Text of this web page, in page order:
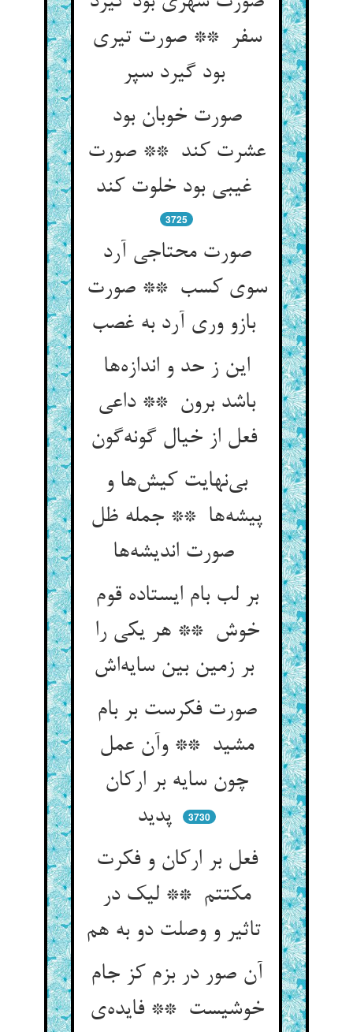
سفر ** صورت تیری
بود گیرد سپر
صورت خوبان بود
عشرت کند ** صورت
3725
صورت محتاجی آرد
سوی کسب ** صورت
بازو وری آرد به غصب
این ز حد و اندازه‌ها
باشد برون ** داعی
فعل از خیال گونه‌گون
بی‌نهایت کیش‌ها و
پیشه‌ها ** جمله ظل
بر لب بام ایستاده قوم
خوش ** هر یکی را
بر زمین بین سایه‌اش
صورت فکرست بر بام
مشید ** وآن عمل
چون سایه بر ارکان
3730
فعل بر ارکان و فکرت
مکتتم ** لیک در
آن صور در بزم کز جام
خوشیست ** فایده‌ی